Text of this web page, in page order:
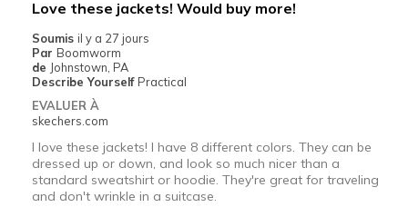
Width
Sizing
Feels true to size
Love these jackets! Would buy more!
Soumis il y a 27 jours
Par Boomworm
de Johnstown, PA
Describe Yourself Practical
EVALUER À
skechers.com
I love these jackets! I have 8 different colors. They can be
dressed up or down, and look so much nicer than a
standard sweatshirt or hoodie. They're great for traveling
and don't wrinkle in a suitcase.